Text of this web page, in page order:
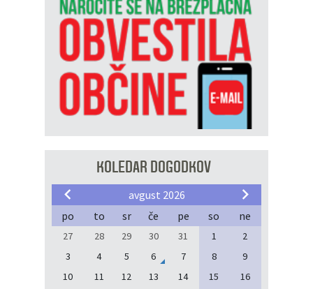
KOLEDAR DOGODKOV
avgust 2026
po
to sr če pe so ne
27 28 29 30 31 1
2
3
4 5 6 7 8
9
10
11 12 13 14 15
16